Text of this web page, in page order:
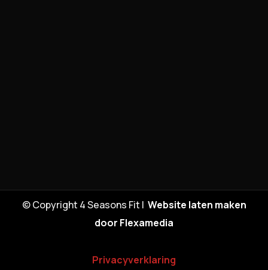
© Copyright 4 Seasons Fit | Website laten maken
door Flexamedia
Privacyverklaring